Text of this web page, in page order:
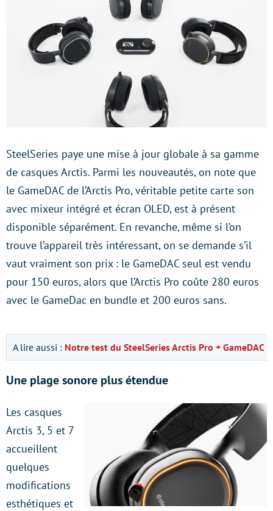
SteelSeries paye une mise à jour globale à sa gamme
de casques Arctis. Parmi les nouveautés, on note que
le GameDAC de l’Arctis Pro, véritable petite carte son
avec mixeur intégré et écran OLED, est à présent
disponible séparément. En revanche, même si l’on
trouve l’appareil très intéressant, on se demande s’il
vaut vraiment son prix : le GameDAC seul est vendu
pour 150 euros, alors que l’Arctis Pro coûte 280 euros
avec le GameDac en bundle et 200 euros sans.
A lire aussi : Notre test du SteelSeries Arctis Pro + GameDAC
Une plage sonore plus étendue
Les casques
Arctis 3, 5 et 7
accueillent
quelques
modifications
esthétiques et